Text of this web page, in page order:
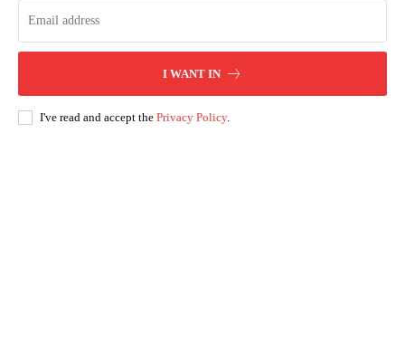
I WANT IN
I've read and accept the Privacy Policy.